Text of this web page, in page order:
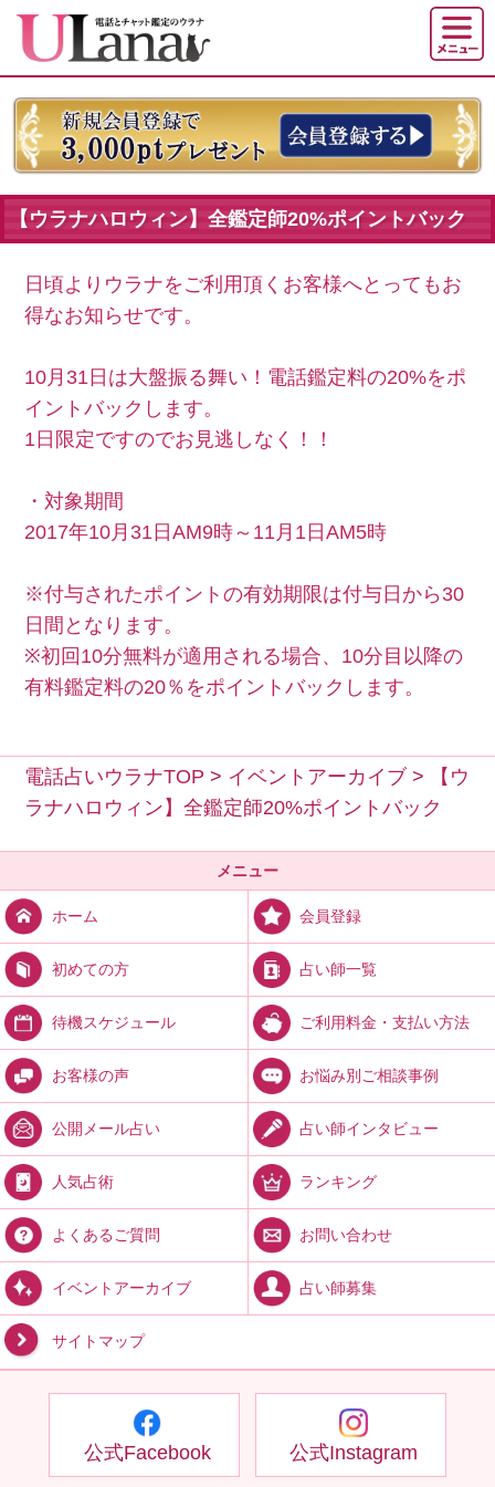
【ウラナハロウィン】全鑑定師20%ポイントバック
日頃よりウラナをご利用頂くお客様へとってもお
得なお知らせです。
10月31日は大盤振る舞い！電話鑑定料の20%をポ
イントバックします。
1日限定ですのでお見逃しなく！！
・対象期間
2017年10月31日AM9時～11月1日AM5時
※付与されたポイントの有効期限は付与日から30
日間となります。
※初回10分無料が適用される場合、10分目以降の
有料鑑定料の20％をポイントバックします。
電話占いウラナTOP > イベントアーカイブ >
【ウ
ラナハロウィン】全鑑定師20%ポイントバック
メニュー
ホーム 会員登録
初めての方 占い師一覧
待機スケジュール ご利用料金・支払い方法
お客様の声 お悩み別ご相談事例
公開メール占い 占い師インタビュー
人気占術 ランキング
よくあるご質問 お問い合わせ
イベントアーカイブ 占い師募集
サイトマップ
公式Facebook 公式Instagram